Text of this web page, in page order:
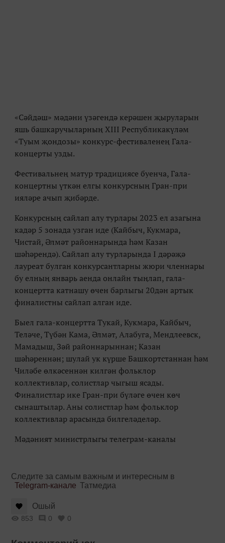
«Сәйдәш» мәдәни үзәгендә керәшен җыруларын
яшь башкаручыларның XIII Республикакүләм
«Туым җондозы» конкурс-фестиваленең Гала-
концерты узды.
Фестивальнең матур традициясе буенча, Гала-
концертны үткән елгы конкурсның Гран-при
ияләре ачып җибәрде.
Конкурсның сайлап алу турлары 2023 ел азагына
кадәр 5 зонада узган иде (Кайбыч, Кукмара,
Чистай, Әлмәт районнарында һәм Казан
шәһәрендә). Сайлап алу турларында I дәрәҗә
лауреат булган конкурсантларны жюри членнары
бу елның январь аенда онлайн тыңлап, гала-
концертта катнашу өчен барлыгы 20дән артык
финалистны сайлап алган иде.
Быел гала-концертта Тукай, Кукмара, Кайбыч,
Теләче, Түбән Кама, Әлмәт, Алабуга, Мендлеевск,
Мамадыш, Зәй районнарыннан; Казан
шәһәреннән; шулай ук күрше Башкортстаннан һәм
Чиләбе өлкәсеннән килгән фольклор
коллективлар, солистлар чыгыш ясады.
Финалистлар ике Гран-при бүләге өчен көч
сынаштылар. Аны солистлар һәм фольклор
коллективлар арасында билгеләделәр.
Мәдәният министрлыгы телеграм-каналы
Следите за самым важным и интересным в
Telegram-канале Татмедиа
Ошый
853 0 0